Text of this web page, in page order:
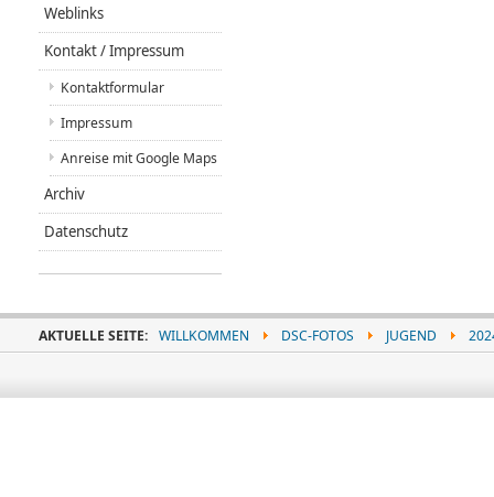
Weblinks
Kontakt / Impressum
Kontaktformular
Impressum
Anreise mit Google Maps
Archiv
Datenschutz
AKTUELLE SEITE: WILLKOMMEN DSC-FOTOS JUGEND